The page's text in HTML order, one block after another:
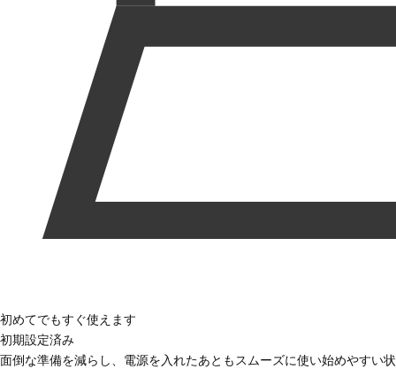
初めてでもすぐ使えます
初期設定済み
面倒な準備を減らし、電源を入れたあともスムーズに使い始めやすい